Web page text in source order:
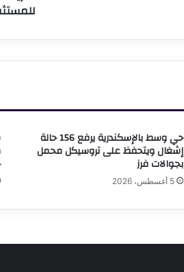
حي وسط بالإسكندرية يرفع 156 حالة
إشغال ويتحفظ على تروسيكل محمل
بجوالات فرز
5 أغسطس، 2026